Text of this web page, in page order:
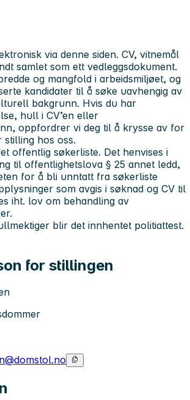
via denne siden. CV, vitnemål
samlet som ett vedleggsdokument.
og mangfold i arbeidsmiljøet, og
kandidater til å søke uavhengig av
bakgrunn. Hvis du har
hull i CV’en eller
oppfordrer vi deg til å krysse av for
stilling hos oss.
offentlig søkerliste. Det henvises i
til offentlighetslova § 25 annet ledd,
for å bli unntatt fra søkerliste
som avgis i søknad og CV til
iht. lov om behandling av
blir det innhentet politiattest.
for stillingen